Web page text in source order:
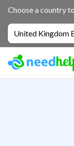
Choose a country
United Kingdom